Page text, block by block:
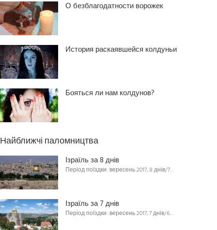
О безблагодатности ворожек
История раскаявшейся колдуньи
Бояться ли нам колдунов?
Найближчі паломництва
Ізраїль за 8 днів
Період поїздки: вересень 2017, 8 днів/7…
Ізраїль за 7 днів
Період поїздки: вересень 2017, 7 днів/6…